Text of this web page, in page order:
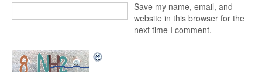
Save my name, email, and
website in this browser for the
next time I comment.